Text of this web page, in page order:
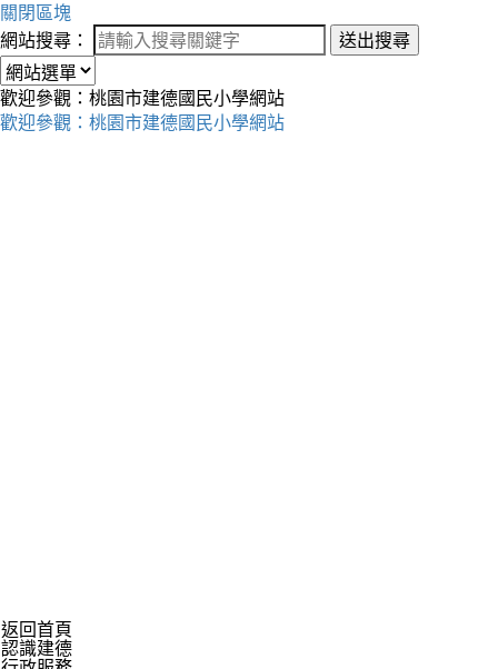
關閉區塊
網站搜尋：
送出搜尋
歡迎參觀：桃園市建德國民小學網站
歡迎參觀：桃園市建德國民小學網站
返回首頁
認識建德